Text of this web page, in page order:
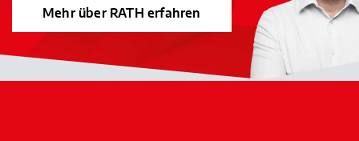
Mehr über RATH erfahren